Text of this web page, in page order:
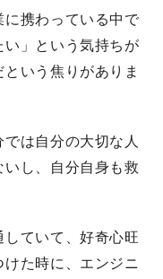
携わっている中で
い」という気持ちが
いう焦りがありま
は自分の大切な人
し、自分自身も救
ていて、好奇心旺
た時に、エンジニ